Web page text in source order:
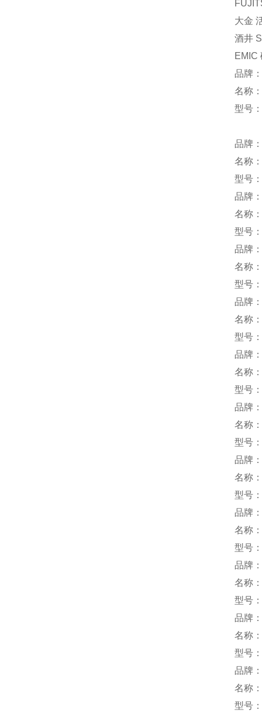
大金
酒井
EMIC
品牌
名称
型号
品牌
名称
型号
品牌
名称
型号
品牌
名称
型号
品牌
名称
型号
品牌
名称
型号
品牌
名称
型号
品牌
名称
型号
品牌
名称
型号
品牌
名称
型号
品牌
名称
型号
品牌
名称
型号